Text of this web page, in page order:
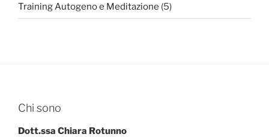
Training Autogeno e Meditazione (5)
Chi sono
Dott.ssa Chiara Rotunno